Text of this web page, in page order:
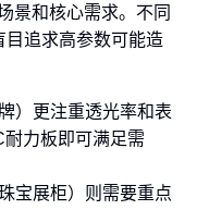
景和核心需求。不同
目追求高参数可能造
）更注重透光率和表
力板即可满足需
宝展柜）则需要重点